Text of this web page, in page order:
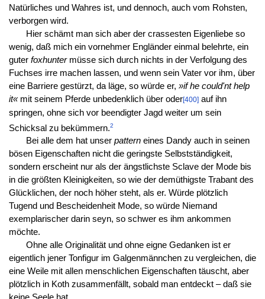
Natürliches und Wahres ist, und dennoch, auch vom Rohsten,
verborgen wird.
Hier schämt man sich aber der crassesten Eigenliebe so
wenig, daß mich ein vornehmer Engländer einmal belehrte, ein
guter foxhuntermüsse sich durch nichts in der Verfolgung des
Fuchses irre machen lassen, und wenn sein Vater vor ihm, über
eine Barriere gestürzt, da läge, so würde er, »if he could'nt help
it«mit seinem Pferde unbedenklich über oder[400]auf ihn
springen, ohne sich vor beendigter Jagd weiter um sein
Schicksal zu bekümmern.2
Bei alle dem hat unser patterneines Dandy auch in seinen
bösen Eigenschaften nicht die geringste Selbstständigkeit,
sondern erscheint nur als der ängstlichste Sclave der Mode bis
in die größten Kleinigkeiten, so wie der demüthigste Trabant des
Glücklichen, der noch höher steht, als er. Würde plötzlich
Tugend und Bescheidenheit Mode, so würde Niemand
exemplarischer darin seyn, so schwer es ihm ankommen
möchte.
Ohne alle Originalität und ohne eigne Gedanken ist er
eigentlich jener Tonfigur im Galgenmännchen zu vergleichen, die
eine Weile mit allen menschlichen Eigenschaften täuscht, aber
plötzlich in Koth zusammenfällt, sobald man entdeckt – daß sie